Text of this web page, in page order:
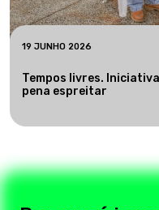
19 JUNHO 2026
Tempos livres.
pena espreitar